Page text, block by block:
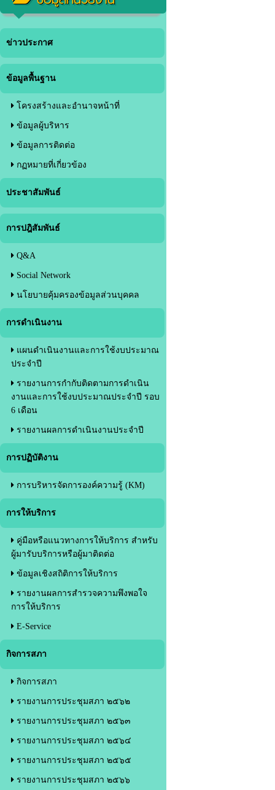
ข่าวประกาศ
ข้อมูลพื้นฐาน
โครงสร้างและอำนาจหน้าที่
ข้อมูลผู้บริหาร
ข้อมูลการติดต่อ
กฏหมายที่เกี่ยวข้อง
ประชาสัมพันธ์
การปฎิสัมพันธ์
Q&A
Social Network
นโยบายคุ้มครองข้อมูลส่วนบุคคล
การดำเนินงาน
แผนดำเนินงานและการใช้งบประมาณ
ประจำปี
รายงานการกำกับติดตามการดำเนิน
งานและการใช้งบประมาณประจำปี รอบ
6 เดือน
รายงานผลการดำเนินงานประจำปี
การปฏิบัติงาน
การบริหารจัดการองค์ความรู้ (KM)
การให้บริการ
คู่มือหรือแนวทางการให้บริการ สำหรับ
ผู้มารับบริการหรือผู้มาติดต่อ
ข้อมูลเชิงสถิติการให้บริการ
รายงานผลการสำรวจความพึงพอใจ
การให้บริการ
E-Service
กิจการสภา
กิจการสภา
รายงานการประชุมสภา ๒๕๖๒
รายงานการประชุมสภา ๒๕๖๓
รายงานการประชุมสภา ๒๕๖๔
รายงานการประชุมสภา ๒๕๖๕
รายงานการประชุมสภา ๒๕๖๖